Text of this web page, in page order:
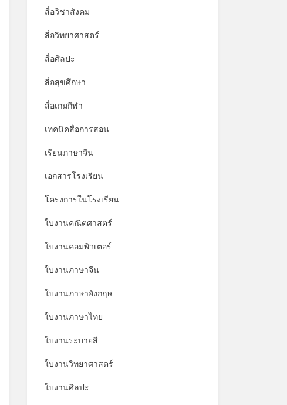
สื่อวิชาสังคม
สื่อวิทยาศาสตร์
สื่อศิลปะ
สื่อสุขศึกษา
สื่อเกมกีฬา
เทคนิคสื่อการสอน
เรียนภาษาจีน
เอกสารโรงเรียน
โครงการในโรงเรียน
ใบงานคณิตศาสตร์
ใบงานคอมพิวเตอร์
ใบงานภาษาจีน
ใบงานภาษาอังกฤษ
ใบงานภาษาไทย
ใบงานระบายสี
ใบงานวิทยาศาสตร์
ใบงานศิลปะ